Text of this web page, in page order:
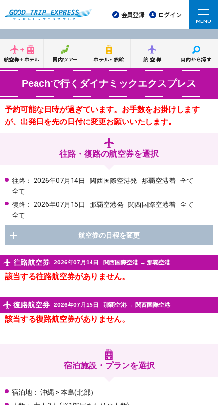
会員登録 ログイン
MENU
航空券＋ホテル 国内ツアー ホテル・旅館 航空券 目的から探す
Peachで行くダイナミックエクスプレス
予約可能な日時が過ぎています。お手数をお掛けします
が、出発日を先の日付に変更お願いいたします。
往路・復路の航空券を選択
往路： 2026年07月14日 関西国際空港発 那覇空港着 全て
全て
復路： 2026年07月15日 那覇空港発 関西国際空港着 全て
全て
航空券の日程を変更
往路航空券 2026年07月14日 関西国際空港 → 那覇空港
該当する往路航空券がありません。
復路航空券 2026年07月15日 那覇空港 → 関西国際空港
該当する復路航空券がありません。
宿泊施設・プランを選択
宿泊地： 沖縄 > 本島(北部）